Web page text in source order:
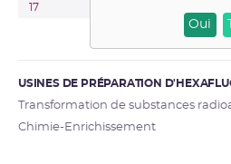
17
Oui
USINES DE PRÉPARATION
Transformation de substances
Chimie-Enrichissement